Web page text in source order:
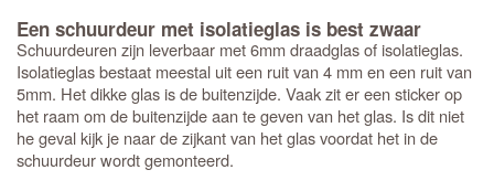
Een schuurdeur met isolatieglas is best zwaar
Schuurdeuren zijn leverbaar met 6mm draadglas of isolatieglas.
Isolatieglas bestaat meestal uit een ruit van 4 mm en een ruit van
5mm. Het dikke glas is de buitenzijde. Vaak zit er een sticker op
het raam om de buitenzijde aan te geven van het glas. Is dit niet
he geval kijk je naar de zijkant van het glas voordat het in de
schuurdeur wordt gemonteerd.